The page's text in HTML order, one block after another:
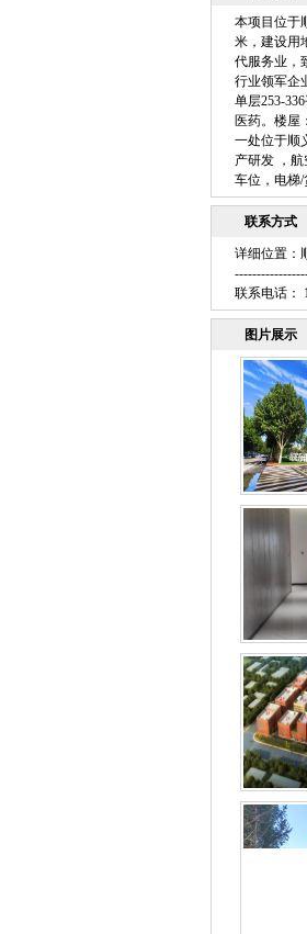
本项目位于
米，建设用
代服务业，
行业领军企
单层253-
医药。楼屋
一处位于顺
产研发 ，
车位，电梯/
联系方式
详细位置：
联系电话：
图片展示